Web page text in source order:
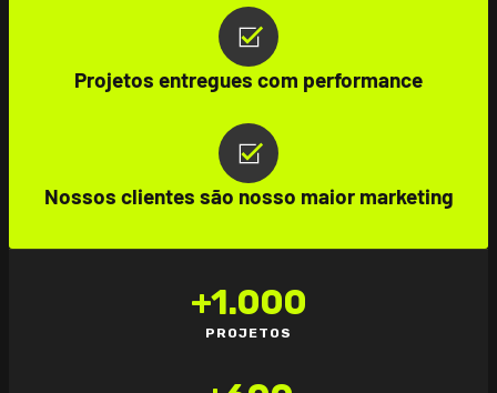
Projetos entregues com performance
Nossos clientes são nosso maior marketing
PROJETOS
+1.000